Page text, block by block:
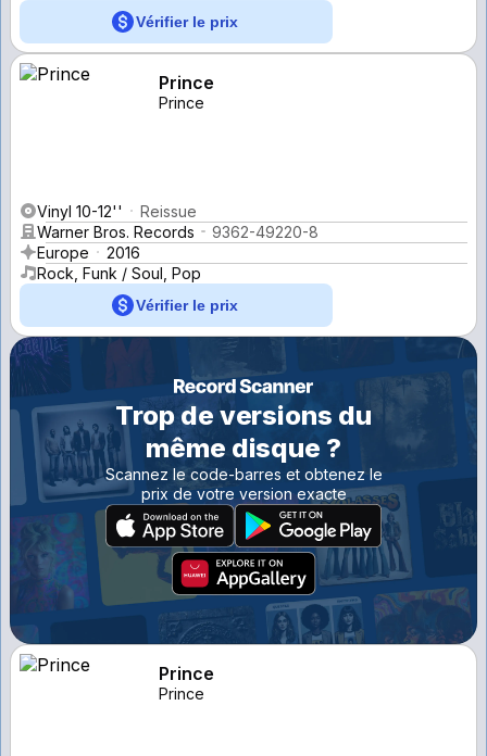
Vérifier le prix
Prince
Prince
Vinyl 10-12''
Reissue
Warner Bros. Records
9362-49220-8
Europe
2016
Rock, Funk / Soul, Pop
Vérifier le prix
Trop de versions du
même disque ?
Scannez le code-barres et obtenez le
prix de votre version exacte
Prince
Prince